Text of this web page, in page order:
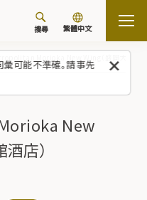
可能不準確。請事先
搜尋 繁體中文
New
店）